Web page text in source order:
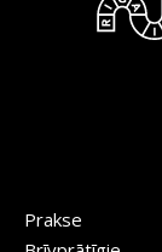
Prakse